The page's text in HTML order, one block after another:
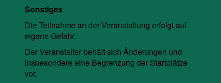
Sonstiges
Die Teilnahme an der Veranstaltung erfolgt auf
eigene Gefahr.
Der Veranstalter behält sich Änderungen und
insbesondere eine Begrenzung der Startplätze
vor.